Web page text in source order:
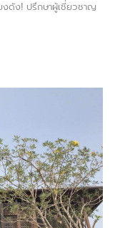
งดัง! ปรึกษาผู้เชี่ยวชาญ